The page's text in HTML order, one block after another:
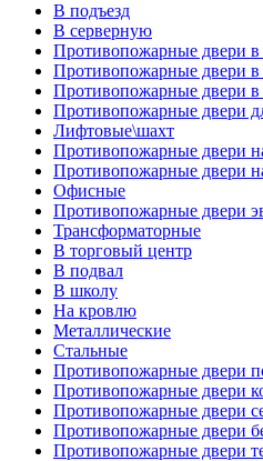
В подъезд
В серверную
Противопожарные двери в
Противопожарные двери в
Противопожарные двери
Противопожарные двери
Лифтовые\шахт
Противопожарные двери
Противопожарные двери
Офисные
Противопожарные двери
Трансформаторные
В торговый центр
В подвал
В школу
На кровлю
Металлические
Стальные
Противопожарные двери
Противопожарные двери
Противопожарные двери
Противопожарные двери
Противопожарные двери